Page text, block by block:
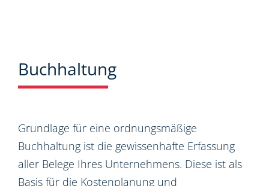
Buchhaltung
Grundlage für eine ordnungsmäßige
Buchhaltung ist die gewissenhafte Erfassung
aller Belege Ihres Unternehmens. Diese ist als
Basis für die Kostenplanung und